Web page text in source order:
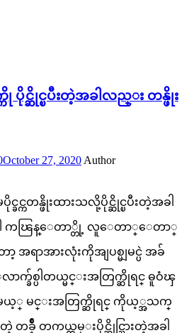
င္ဆိုင္ၿပီးတဲ့အခါလည္း တန္ဖိုး
October 27, 2020 Author
င္ကတန္ဖိုးထားသလို့ပိုင္ဆိုင္ၿပီးတဲ့အခါ
ါ ကၽြန္ေတာ္တို့ လူေတာ္ေတာ္
ာ့ အရာအားလုံးကိုအျပစ္မျမင္ပဲ အခ်
ခ်စ္ပါတယ္မင္းအတြက္ဆိုရင္ ဓူဝံၾ
မယ့္ မင္းအတြက္ဆိုရင္ ကိုယ့္အသက္
တခ်ိဳ့ တကယ္တမ္းပိုင္ဆိုင္သြားတဲ့အခါ